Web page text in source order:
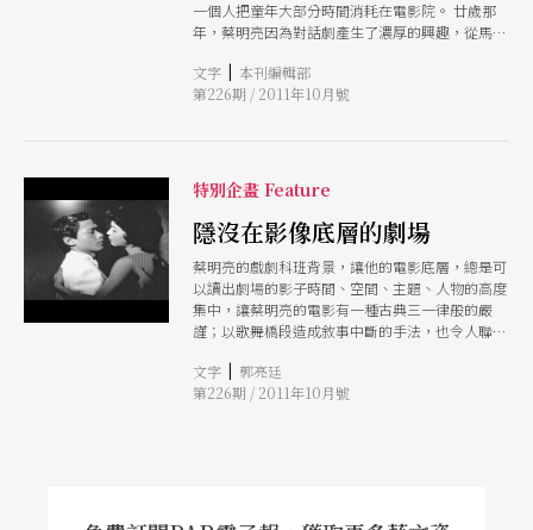
一個人把童年大部分時間消耗在電影院。 廿歲那
年，蔡明亮因為對話劇產生了濃厚的興趣，從馬來
人的姿態，一個人咀嚼著疏離與冷漠的都會溫度。
大學畢業後，蔡明亮與班上同學合組「小塢劇
後來，他離開劇場，陸陸續續拍了很多得獎的電
影，不過，他的作品卻再也沒有離開那個房間，電
影裡的角色，總是毫無交集的孤絕個體，孤獨，成
為穿透他的創作與生命的永恆主題。 相隔廿七
年，蔡明亮再回到劇場，獨角戲似乎成為唯一能完
整表達生命的形式。於是，他帶我們掠過銀幕光
影，重新走進那個房間，看著李康生、陸弈靜、楊
貴媚三個演員的日常生活切片，一台播放著點歌節
有你 你永遠在我心底 只有你 你把我放在心裡 你知
道 我受不了痛苦的分離 你知道 我也禁不起相思兩
文字 | 本刊編輯部
第226期 / 2011年10月號
特別企畫 Feature
隱沒在影像底層的劇場
蔡明亮的戲劇科班背景，讓他的電影底層，總是可
以讀出劇場的影子時間、空間、主題、人物的高度
集中，讓蔡明亮的電影有一種古典三一律般的嚴
謹；以歌舞橋段造成敘事中斷的手法，也令人聯想
王小棣的訪談，也讓我們更進一步探見蔡明亮的電
影與劇場之緊密關聯。
文字 | 郭亮廷
第226期 / 2011年10月號